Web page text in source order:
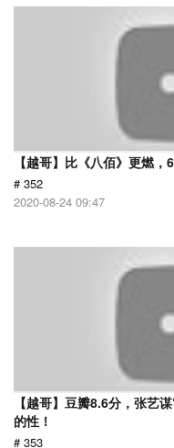
【越哥】比《八佰》更燃
# 352
2020-08-24 09:47
【越哥】豆瓣8.6分，张艺
的性！
# 353